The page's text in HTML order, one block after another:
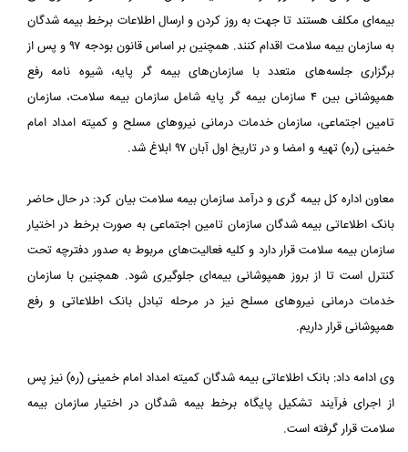
بیمه‌ای مکلف هستند تا جهت به روز کردن و ارسال اطلاعات برخط بیمه شدگان
به سازمان بیمه سلامت اقدام کنند. همچنین بر اساس قانون بودجه ۹۷ و پس از
برگزاری جلسه‌های متعدد با سازمان‌های بیمه گر پایه، شیوه نامه رفع
همپوشانی بین ۴ سازمان بیمه گر پایه شامل سازمان بیمه سلامت، سازمان
تامین اجتماعی، سازمان خدمات درمانی نیروهای مسلح و کمیته امداد امام
خمینی (ره) تهیه و امضا و در تاریخ اول آبان ۹۷ ابلاغ شد.
معاون اداره کل بیمه گری و درآمد سازمان بیمه سلامت بیان کرد: در حال حاضر
بانک اطلاعاتی بیمه شدگان سازمان تامین اجتماعی به صورت برخط در اختیار
سازمان بیمه سلامت قرار دارد و کلیه فعالیت‌های مربوط به صدور دفترچه تحت
کنترل است تا از بروز همپوشانی بیمه‌ای جلوگیری شود. همچنین با سازمان
خدمات درمانی نیروهای مسلح نیز در مرحله تبادل بانک اطلاعاتی و رفع
همپوشانی قرار داریم.
وی ادامه داد: بانک اطلاعاتی بیمه شدگان کمیته امداد امام خمینی (ره) نیز پس
از اجرای فرآیند تشکیل پایگاه برخط بیمه شدگان در اختیار سازمان بیمه
سلامت قرار گرفته است.